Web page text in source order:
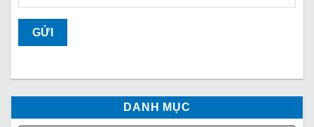
DANH MỤC